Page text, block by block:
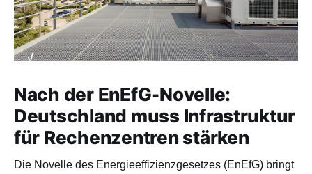
Nach der EnEfG-Novelle:
Deutschland muss Infrastruktur
für Rechenzentren stärken
Die Novelle des Energieeffizienzgesetzes (EnEfG) bringt